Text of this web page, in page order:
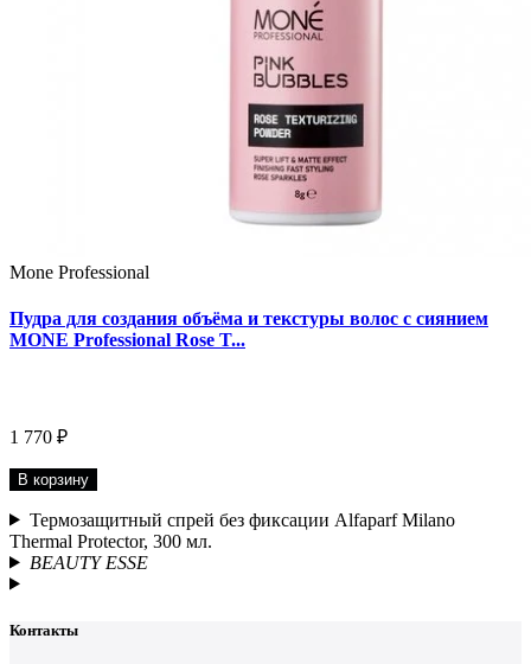
Mone Professional
Пудра для создания объёма и текстуры волос с сиянием
MONE Professional Rose T...
1 770 ₽
В корзину
Термозащитный спрей без фиксации Alfaparf Milano
Thermal Protector, 300 мл.
BEAUTY ESSE
Контакты